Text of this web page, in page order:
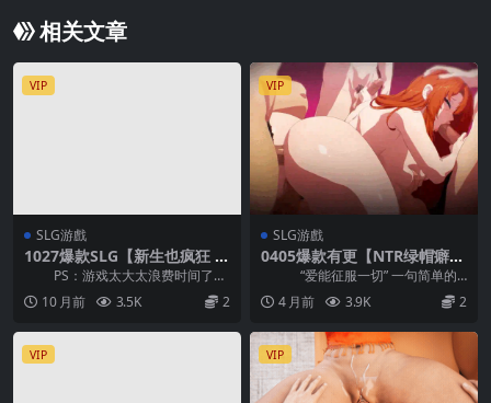
化】
相关文章
VIP
SLG游戲
1027爆款SLG【新生也疯狂 Fr
eshWomen】第二季S2完结
~ 补发4K版 ！【官中无码】
PS：游戏太大太浪费时间了！
所以暂时只放到 UC,夸克,和移动...
10 月前 3.5K 2
VIP
SLG游戲
0405爆款有更【NTR绿帽癖】
低俗幻想 Vulgar Reverie ver
“爱能征服一切” 一句简单的
俗语。如果两个人彼...
4 月前 3.9K 2
VIP VIP